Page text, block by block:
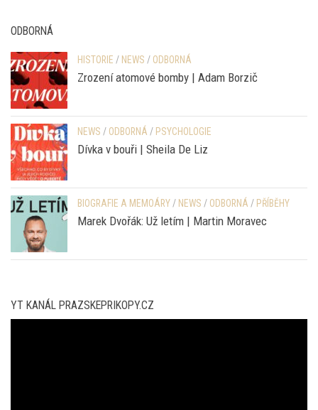
ODBORNÁ
HISTORIE / NEWS / ODBORNÁ
Zrození atomové bomby | Adam Borzič
NEWS / ODBORNÁ / PSYCHOLOGIE
Dívka v bouři | Sheila De Liz
BIOGRAFIE A MEMOÁRY/ NEWS / ODBORNÁ / PŘÍBĚHY
Marek Dvořák: Už letím | Martin Moravec
YT KANÁL PRAZSKEPRIKOPY.CZ